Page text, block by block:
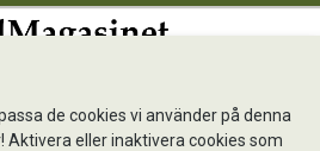
de cookies vi använder på denna
Aktivera eller inaktivera cookies som